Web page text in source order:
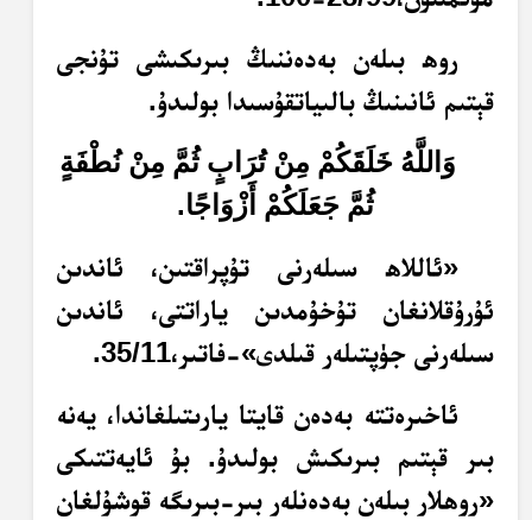
روھ بىلەن بەدەننىڭ بىرىكىشى تۇنجى
قېتىم ئانىنىڭ بالىياتقۇسىدا بولىدۇ.
وَاللَّهُ خَلَقَكُمْ مِنْ تُرَابٍ ثُمَّ مِنْ نُطْفَةٍ
ثُمَّ جَعَلَكُمْ أَزْوَاجًا.
«ئاللاھ سىلەرنى تۇپراقتىن، ئاندىن
ئۇرۇقلانغان تۇخۇمدىن ياراتتى، ئاندىن
سىلەرنى جۈپتىلەر قىلدى»-فاتىر،35/11.
ئاخىرەتتە بەدەن قايتا يارىتىلغاندا، يەنە
بىر قېتىم بىرىكىش بولىدۇ. بۇ ئايەتتىكى
«روھلار بىلەن بەدەنلەر بىر-بىرىگە قوشۇلغان